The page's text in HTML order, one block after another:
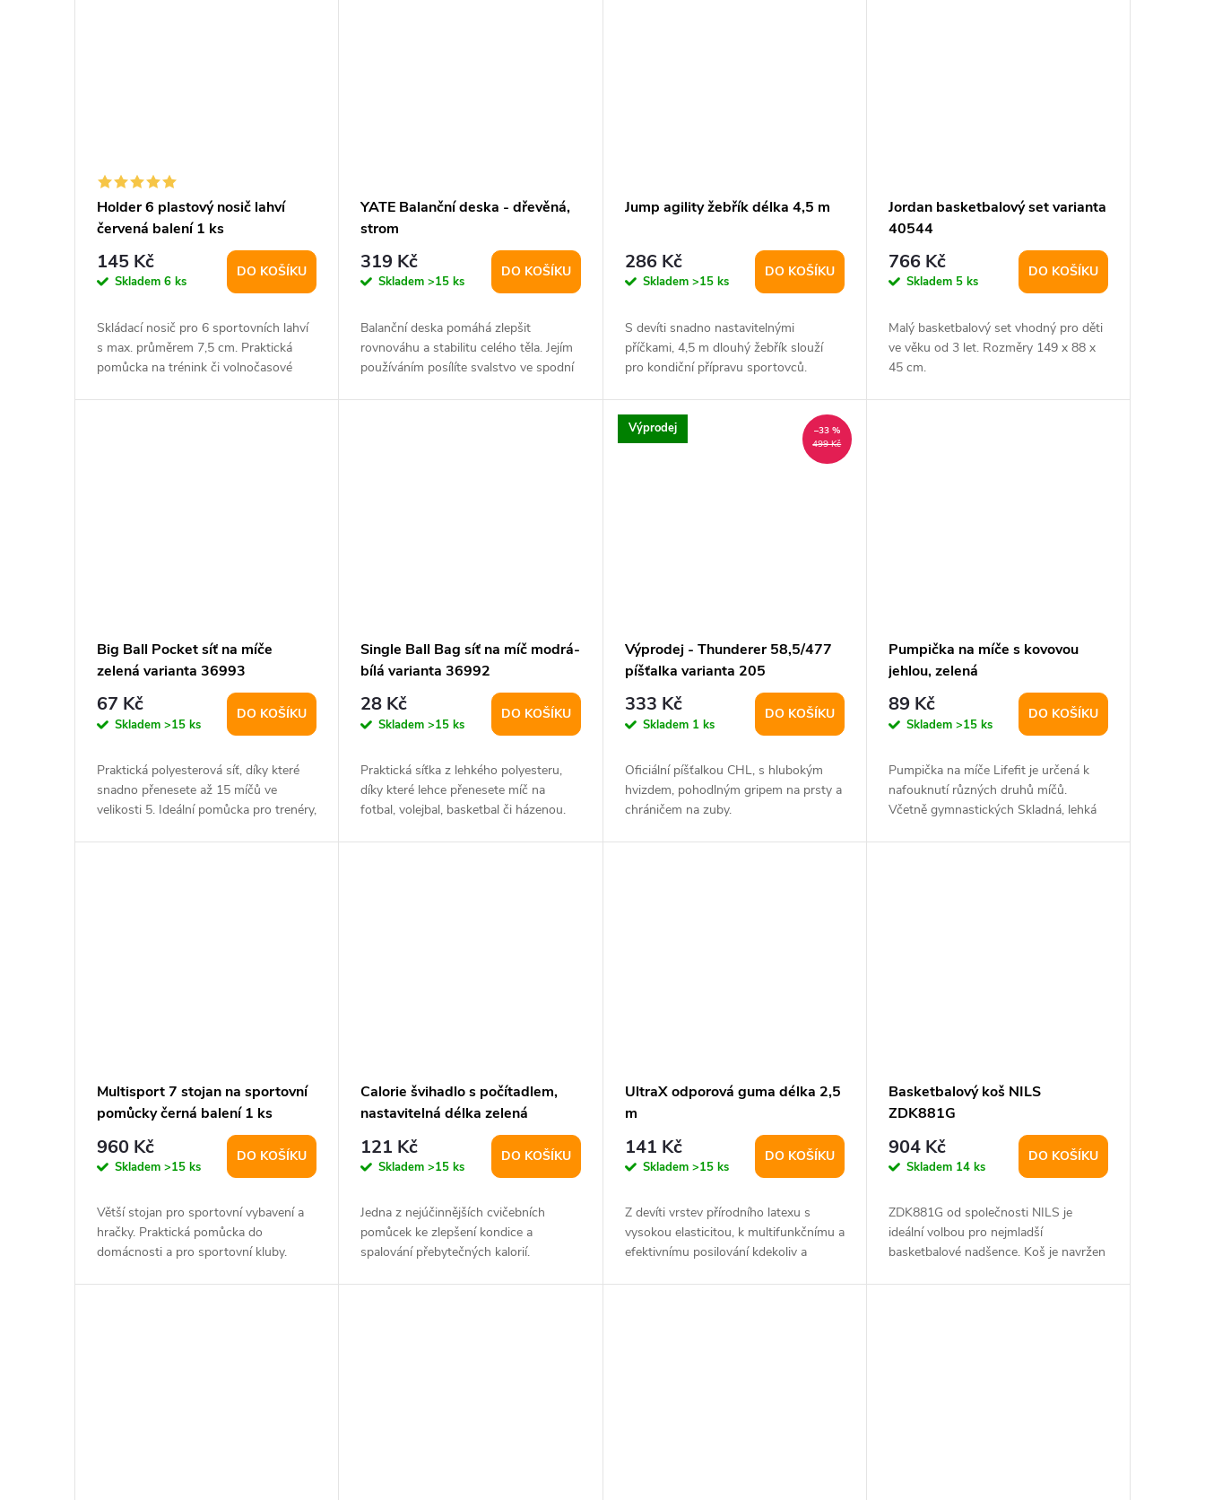
Holder 6 plastový nosič lahví
červená balení 1 ks
145 Kč
Skladem 6 ks
DO KOŠÍKU
Skládací nosič pro 6 sportovních lahví
s max. průměrem 7,5 cm. Praktická
pomůcka na trénink či volnočasové
YATE Balanční deska - dřevěná,
strom
319 Kč
Skladem>15 ks
DO KOŠÍKU
Balanční deska pomáhá zlepšit
rovnováhu a stabilitu celého těla. Jejím
používáním posílíte svalstvo ve spodní
Jump agility žebřík délka 4,5 m
286 Kč
Skladem >15 ks
DO KOŠÍKU
S devíti snadno nastavitelnými
příčkami, 4,5 m dlouhý žebřík slouží
pro kondiční přípravu sportovců.
Jordan basketbalový set varianta
40544
766 Kč
Skladem 5 ks
DO KOŠÍKU
Malý basketbalový set vhodný pro děti
ve věku od 3 let. Rozměry 149 x 88 x
45 cm.
Big Ball Pocket síť na míče
zelená varianta 36993
67 Kč
Skladem >15 ks
DO KOŠÍKU
Praktická polyesterová síť, díky které
snadno přenesete až 15 míčů ve
velikosti 5. Ideální pomůcka pro trenéry,
Single Ball Bag síť na míč modrá-
bílá varianta 36992
28 Kč
Skladem>15 ks
DO KOŠÍKU
Praktická síťka z lehkého polyesteru,
díky které lehce přenesete míč na
fotbal, volejbal, basketbal či házenou.
Výprodej
499 Kč
–33 %
Výprodej - Thunderer 58,5/477
píšťalka varianta 205
333 Kč
Skladem 1 ks
DO KOŠÍKU
Oficiální píšťalkou CHL, s hlubokým
hvizdem, pohodlným gripem na prsty a
chráničem na zuby.
Pumpička na míče s kovovou
jehlou, zelená
89 Kč
Skladem >15 ks
DO KOŠÍKU
Pumpička na míče Lifefit je určená k
nafouknutí různých druhů míčů.
Včetně gymnastických Skladná, lehká
Multisport 7 stojan na sportovní
pomůcky černá balení 1 ks
960 Kč
Skladem >15 ks
DO KOŠÍKU
Větší stojan pro sportovní vybavení a
hračky. Praktická pomůcka do
domácnosti a pro sportovní kluby.
Calorie švihadlo s počítadlem,
nastavitelná délka zelená
varianta 25247
121 Kč
Skladem>15 ks
DO KOŠÍKU
Jedna z nejúčinnějších cvičebních
pomůcek ke zlepšení kondice a
spalování přebytečných kalorií.
UltraX odporová guma délka 2,5
m
141 Kč
Skladem >15 ks
DO KOŠÍKU
Z devíti vrstev přírodního latexu s
vysokou elasticitou, k multifunkčnímu a
efektivnímu posilování kdekoliv a
Basketbalový koš NILS
ZDK881G
904 Kč
Skladem 14 ks
DO KOŠÍKU
ZDK881G od společnosti NILS je
ideální volbou pro nejmladší
basketbalové nadšence. Koš je navržen